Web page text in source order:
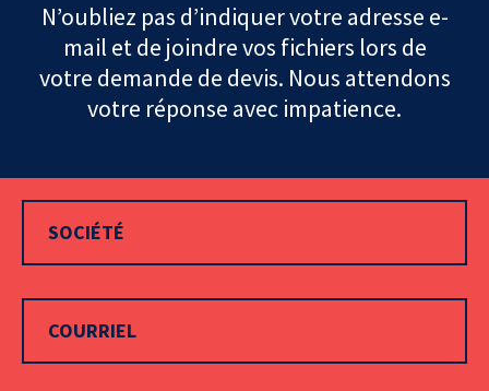
N’oubliez pas d’indiquer votre adresse e-
mail et de joindre vos fichiers lors de
votre demande de devis. Nous attendons
votre réponse avec impatience.